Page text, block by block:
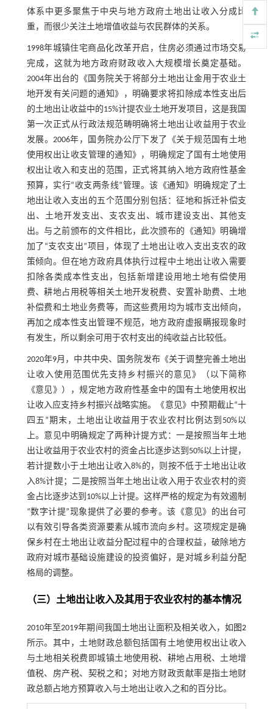
体系中更多聚焦于中央与地方政府土地出让收入分成比
重，而很少关注土地增值收益与农民群体的关系。
1998年城镇住宅商品化改革开启，住房必须通过市场交易
完成，这就为地方政府财政收入大规模增长奠定基础。
2004年出台的《国务院关于将部分土地出让金用于农业土
地开发有关问题的通知》，明确要求将扣除成本性支出后
的土地出让收益中的15%计提农业土地开发项目，这是我国
第一次正式从行政法规范畴明确将土地出让收益用于农业
发展。2006年，国务院办公厅下发了《关于规范国有土地
使用权出让收支管理的通知》，明确规定了国有土地使用
权出让收入和支出的范围，正式将其纳入地方政府性基金
预算，实行“收支两条线”管理。该《通知》明确规定了土
地出让收入支出的五个范围分别包括：征地和拆迁补偿支
出、土地开发支出、支农支出、城市建设支出、其他支
出。与之前颁布的文件相比，此次颁布的《通知》明确增
加了“支农支出”项目，体现了土地出让收入支出支农的政
策倾向。但在地方政府具体执行过程中土地出让收入需要
扣除各类成本性支出，包括新增建设用地土地有偿使用
费、耕地占用税等相关土地开发税费、安置补助费、土地
补偿费和土地业务费等，而这些费用均为城市支出倾向，
再加之成本性支出管理不规范，地方政府虚报瞒报现象时
有发生，所以剩余可用于农村支出的纯收益占比较低。
2020年9月，中共中央、国务院发布《关于调整完善土地出
让收入使用范围优先支持乡村振兴的意见》（以下简称
《意见》），规定地方政府性基金中的国有土地使用权出
让收入应支持乡村振兴战略实施。《意见》中预期截止“十
四五”期末，土地出让收益用于农业农村比例达到50%以
上。意见中明确规定了两种计提方式：一是按照当年土地
出让收益用于农业农村的资金占比逐步达到50%以上计提，
若计提数小于土地出让收入8%的，则按不低于土地出让收
入8%计提；二是按照当年土地出让收入用于农业农村的资
金占比逐步达到10%以上计提。这样严格的规定为有效遏制
“数字计提”现象提供了必要的参考。该《意见》的出台可
以有效引导各类资源要素从城市流向乡村。这项规定是确
保乡村在土地出让收益分配过程中的合理权益，破除地方
政府对城市基础设施建设的投资偏好，是对城乡利益分配
格局的调整。
（三）土地出让收入及其用于农业农村的基本情况
2010年至2019年期间我国土地出让面积及相关收入，如 图2
所示。其中，土地财政总额包括国有土地使用权出让收入
与土地相关税费即城镇土地使用税、耕地占用税、土地增
值税、房产税、契税之和；对地方财政贡献率是指土地财
政总额占地方预算收入与土地出让收入之和的百分比。